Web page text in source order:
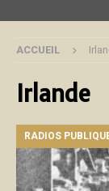
ACCUEIL
Irlande
RADIOS